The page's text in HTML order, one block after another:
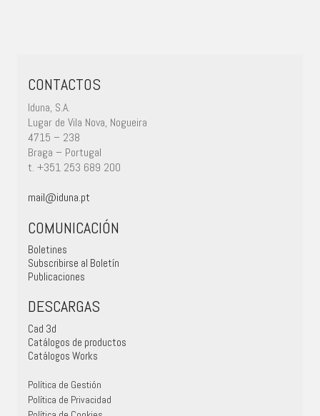
CONTACTOS
Iduna, S.A.
Lugar de Vila Nova, Nogueira
4715 – 238
Braga – Portugal
t. +351 253 689 200
mail@iduna.pt
COMUNICACIÓN
Boletines
Subscribirse al Boletín
Publicaciones
DESCARGAS
Cad 3d
Catálogos de productos
Catálogos Works
Política de Gestión
Política de Privacidad